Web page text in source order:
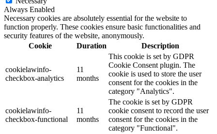
Always Enabled
Necessary cookies are absolutely essential for the website to
function properly. These cookies ensure basic functionalities and
security features of the website, anonymously.
Cookie
Duration Description
cookielawinfo-
checkbox-analytics
11
months
This cookie is set by GDPR
Cookie Consent plugin. The
cookie is used to store the user
consent for the cookies in the
category "Analytics".
cookielawinfo-
checkbox-functional
11
months
The cookie is set by GDPR
cookie consent to record the user
consent for the cookies in the
category "Functional".